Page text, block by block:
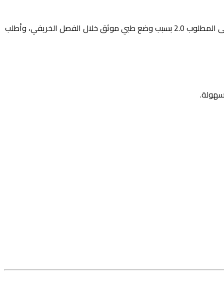
"أكتب لأتظلم رسمياً من فصلي الأكاديمي من كلية الهندسة، النافذ في ديسمبر 2025. انخفض معدلي التراكمي إلى ما دون الحد الأدنى المطلوب 2.0 بسبب وضع طبي موثق خلال الفصل الخريفي، وأطلب